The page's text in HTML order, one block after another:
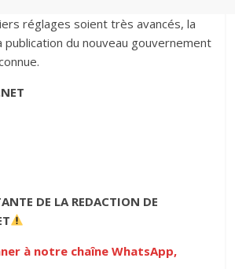
réglages soient très avancés, la
du nouveau gouvernement
DE LA REDACTION DE
à notre chaîne WhatsApp,